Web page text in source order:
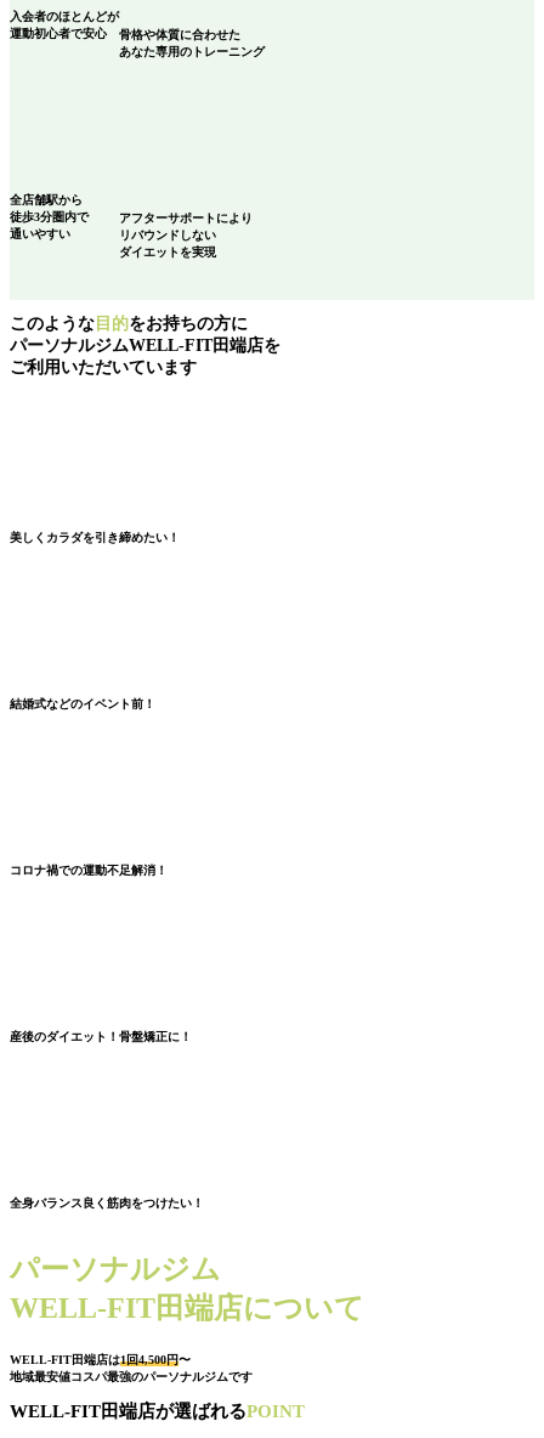
入会者のほとんどが
運動初心者で安心
全店舗駅から
徒歩3分圏内で
通いやすい
骨格や体質に合わせた
あなた専用のトレーニング
アフターサポートにより
リバウンドしない
ダイエットを実現
このような 目的をお持ちの方に
パーソナルジムWELL-FIT田端店を
ご利用いただいています
美しくカラダを引き締めたい！
結婚式などのイベント前！
コロナ禍での運動不足解消 ！
産後のダイエット！骨盤矯正に！
全身バランス良く筋肉をつけたい！
パーソナルジム
WELL-FIT田端店について
WELL-FIT田端店は1回4,500円〜
地域最安値コスパ最強のパーソナルジムです
WELL-FIT田端店が選ばれるPOINT